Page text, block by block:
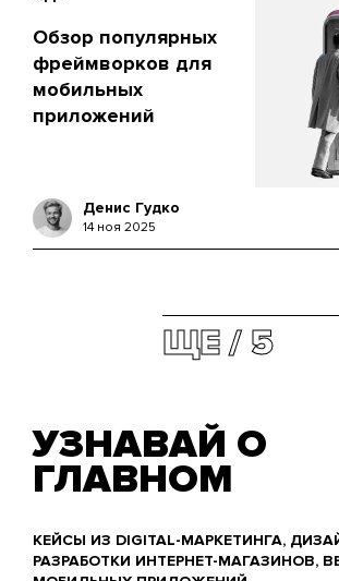
Обзор популярных
фреймворков для
мобильных
приложений
Денис Гудко
14 ноя 2025
ЩЕ / 5
УЗНАВАЙ О
ГЛАВНОМ
КЕЙСЫ ИЗ DIGITAL-МАРКЕТИНГА,
РАЗРАБОТКИ ИНТЕРНЕТ-МАГАЗИНОВ,